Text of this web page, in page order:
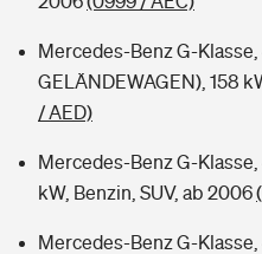
Mercedes-Benz G-
GELÄNDEWAGEN), 158
/ AED)
Mercedes-Benz G-
kW, Benzin, SUV, ab 2006
Mercedes-Benz G-